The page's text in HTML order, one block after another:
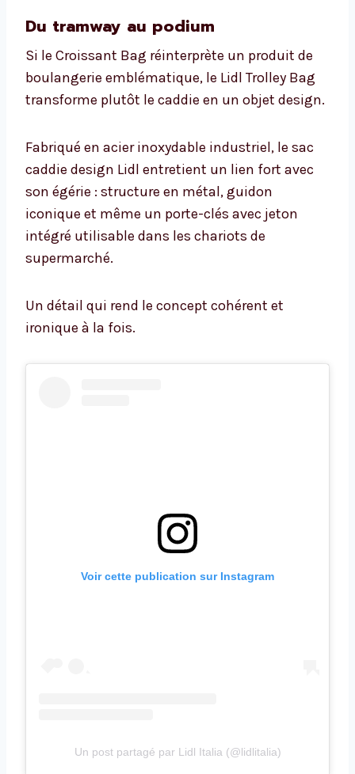
Du tramway au podium
Si le Croissant Bag réinterprète un produit de
boulangerie emblématique, le Lidl Trolley Bag
transforme plutôt le caddie en un objet design.
Fabriqué en acier inoxydable industriel, le sac
caddie design Lidl entretient un lien fort avec
son égérie : structure en métal, guidon
iconique et même un porte-clés avec jeton
intégré utilisable dans les chariots de
supermarché.
Un détail qui rend le concept cohérent et
ironique à la fois.
Voir cette publication sur Instagram
Un post partagé par Lidl Italia (@lidlitalia)